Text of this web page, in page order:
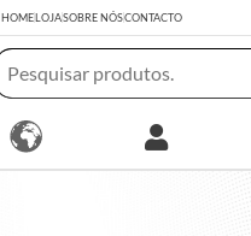
HOMELOJASOBRE NÓSCONTACTO